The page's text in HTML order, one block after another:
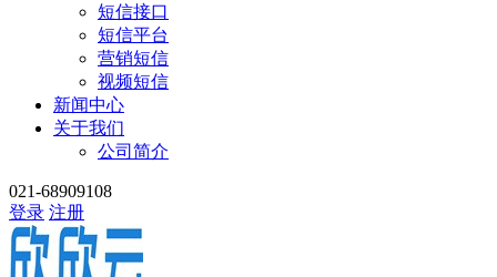
短信接口
短信平台
营销短信
视频短信
新闻中心
关于我们
公司简介
021-68909108
登录 注册